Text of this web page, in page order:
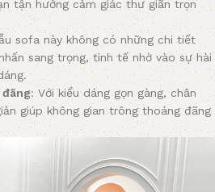
tận hưởng cảm giác thư giãn trọn
sofa này không có những chi tiết
sang trọng, tinh tế nhờ vào sự hài
: Với kiểu dáng gọn gàng, chân
giúp không gian trông thoáng đãng